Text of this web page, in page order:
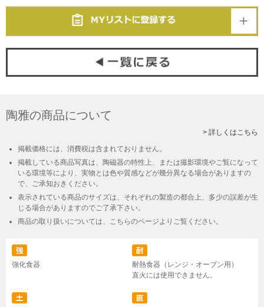
陶雅の商品について
> 詳しくはこちら
掲載価格には、消費税は含まれておりません。
掲載している商品写真は、陶磁器の特性上、または撮影環境やご覧になって
いる環境等により、実物とは色や質感などが幾分異なる場合がありますの
で、ご承知おきください。
表示されている商品のサイズは、それぞれの製造の都合上、多少の誤差が生
じる場合がありますのでご了承下さい。
商品の取り扱いについては、こちらのページよりご覧ください。
強化食器
耐熱食器（レンジ・オーブン用）
直火には使用できません。